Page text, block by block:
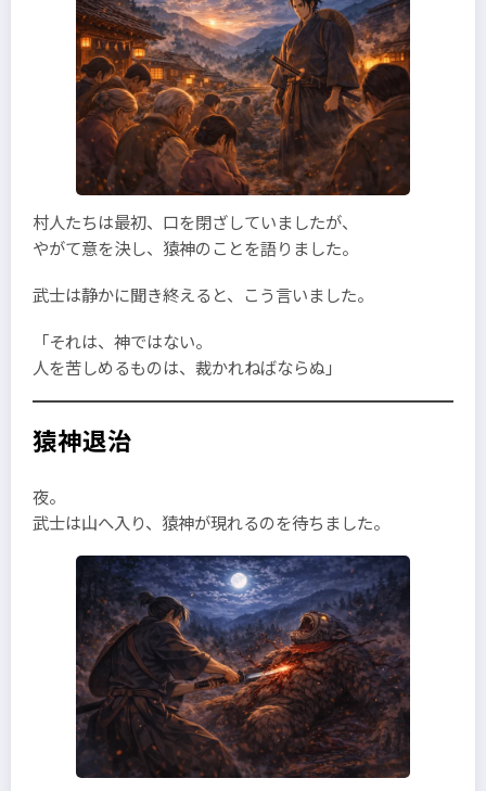
村人たちは最初、口を閉ざしていましたが、
やがて意を決し、猿神のことを語りました。
武士は静かに聞き終えると、こう言いました。
「それは、神ではない。
人を苦しめるものは、裁かれねばならぬ」
猿神退治
夜。
武士は山へ入り、猿神が現れるのを待ちました。